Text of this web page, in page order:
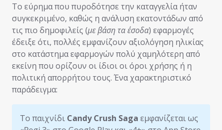
Το εύρημα που πυροδότησε την καταγγελία ήταν
συγκεκριμένο, καθώς η ανάλυση εκατοντάδων από
τις πιο δημοφιλείς (με βάση τα έσοδα) εφαρμογές
έδειξε ότι, πολλές εμφανίζουν αξιολόγηση ηλικίας
στο κατάστημα εφαρμογών πολύ χαμηλότερη από
εκείνη που ορίζουν οι ίδιοι οι όροι χρήσης ή η
πολιτική απορρήτου τους. Ένα χαρακτηριστικό
παράδειγμα:
Το παιχνίδι Candy Crush Saga εμφανίζεται ως